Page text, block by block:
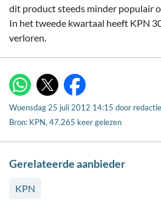
dit product steeds minder populair
In het tweede kwartaal heeft KPN
verloren.
WhatsApp Facebook
Woensdag 25 juli 2012 14:15 door redactie
Bron: KPN, 47.265 keer gelezen
Gerelateerde aanbieder
KPN